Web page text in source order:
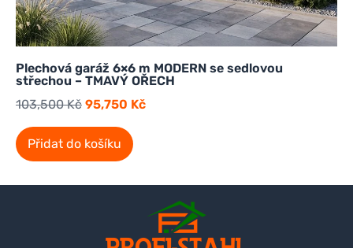
Plechová garáž 6×6 m MODERN se sedlovou
střechou – TMAVÝ OŘECH
103,500Kč 95,750 Kč
Přidat do košíku